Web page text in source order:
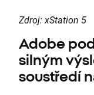
Zdroj: xStation 5
Adobe
silným
soustředí